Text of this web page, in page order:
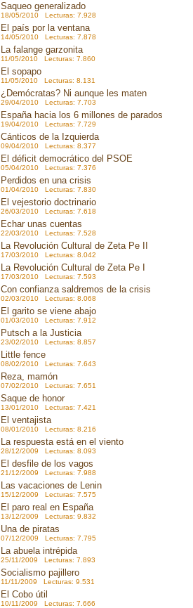
Saqueo generalizado
18/05/2010 Lecturas: 7.928
El país por la ventana
14/05/2010 Lecturas: 7.878
La falange garzonita
11/05/2010 Lecturas: 7.860
El sopapo
11/05/2010 Lecturas: 8.131
¿Demócratas? Ni aunque les maten
29/04/2010 Lecturas: 7.703
España hacia los 6 millones de parados
19/04/2010 Lecturas: 7.729
Cánticos de la Izquierda
09/04/2010 Lecturas: 8.377
El déficit democrático del PSOE
05/04/2010 Lecturas: 7.376
Perdidos en una crisis
01/04/2010 Lecturas: 7.830
El vejestorio doctrinario
26/03/2010 Lecturas: 7.618
Echar unas cuentas
22/03/2010 Lecturas: 7.528
La Revolución Cultural de Zeta Pe II
17/03/2010 Lecturas: 8.042
La Revolución Cultural de Zeta Pe I
17/03/2010 Lecturas: 7.593
Con confianza saldremos de la crisis
02/03/2010 Lecturas: 8.068
El garito se viene abajo
01/03/2010 Lecturas: 7.912
Putsch a la Justicia
23/02/2010 Lecturas: 8.857
Little fence
08/02/2010 Lecturas: 7.643
Reza, mamón
07/02/2010 Lecturas: 7.651
Saque de honor
13/01/2010 Lecturas: 7.421
El ventajista
08/01/2010 Lecturas: 8.216
La respuesta está en el viento
28/12/2009 Lecturas: 8.093
El desfile de los vagos
21/12/2009 Lecturas: 7.988
Las vacaciones de Lenin
15/12/2009 Lecturas: 7.575
El paro real en España
13/12/2009 Lecturas: 9.832
Una de piratas
07/12/2009 Lecturas: 7.795
La abuela intrépida
25/11/2009 Lecturas: 7.893
Socialismo pajillero
11/11/2009 Lecturas: 9.531
El Cobo útil
10/11/2009 Lecturas: 7.666